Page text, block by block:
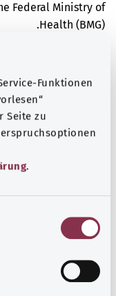
Funktionen
Seite zu
.
Federal Ministry of
Health (BMG).
المزيد من